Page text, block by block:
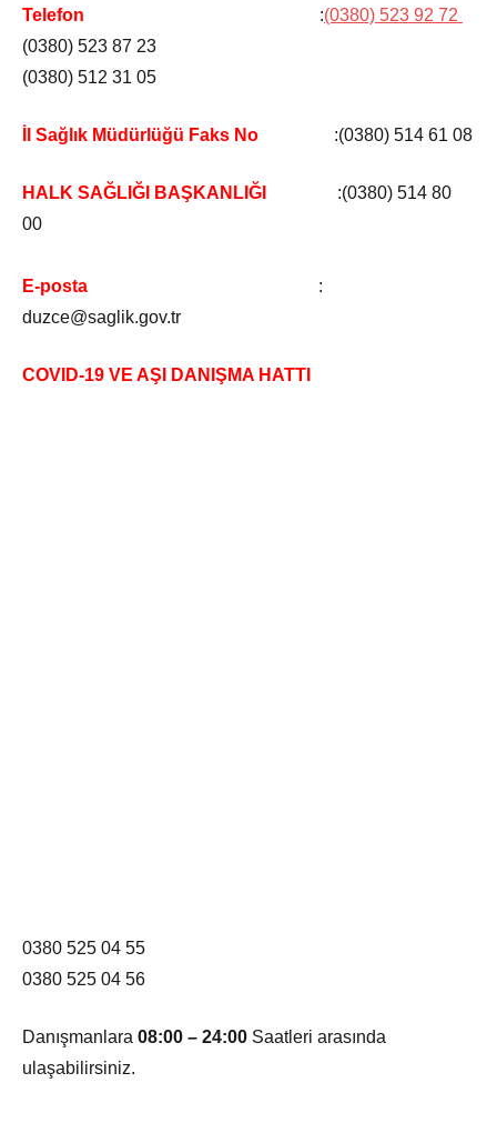
Telefon :(0380) 523 92 72
(0380) 523 87 23
(0380) 512 31 05
İl Sağlık Müdürlüğü Faks No :(0380) 514 61 08
HALK SAĞLIĞI BAŞKANLIĞI
:(0380) 514 80
00
E-posta
:
duzce@saglik.gov.tr
COVID-19 VE AŞI DANIŞMA HATTI
0380 525 04 55
0380 525 04 56
Danışmanlara 08:00 – 24:00 Saatleri arasında
ulaşabilirsiniz.